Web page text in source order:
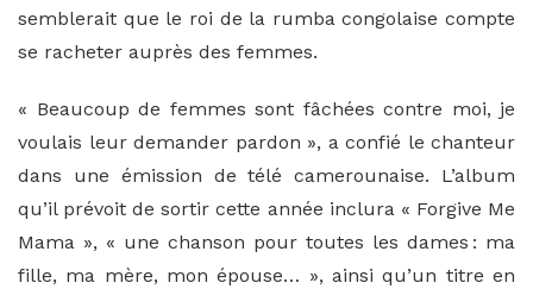
semblerait que le roi de la rumba congolaise compte
se racheter auprès des femmes.
« Beaucoup de femmes sont fâchées contre moi, je
voulais leur demander pardon », a confié le chanteur
dans une émission de télé camerounaise. L’album
qu’il prévoit de sortir cette année inclura « Forgive Me
Mama », « une chanson pour toutes les dames : ma
fille, ma mère, mon épouse… », ainsi qu’un titre en